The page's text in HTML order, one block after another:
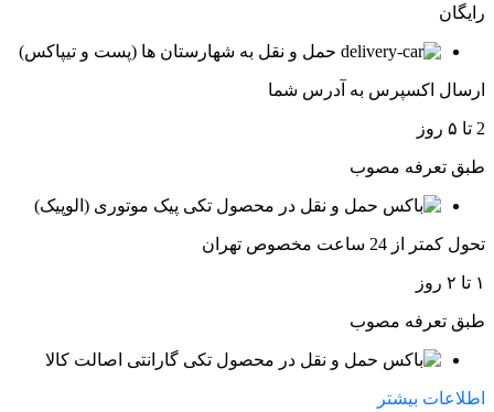
رایگان
حمل و نقل به شهارستان ها (پست و تیپاکس)
ارسال اکسپرس به آدرس شما
2 تا ۵ روز
طبق تعرفه مصوب
پیک موتوری (الوپیک)
تحول کمتر از 24 ساعت مخصوص تهران
۱ تا ۲ روز
طبق تعرفه مصوب
گارانتی اصالت کالا
اطلاعات بیشتر